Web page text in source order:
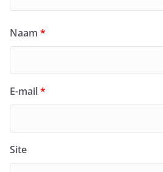
Naam *
E-mail*
Site